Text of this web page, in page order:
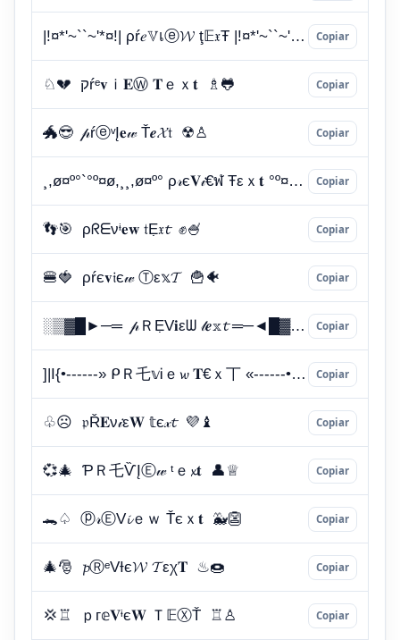
Copiar
Copiar
Copiar
Copiar
Copiar
Copiar
Copiar
Copiar
Copiar
Copiar
Copiar
Copiar
Copiar